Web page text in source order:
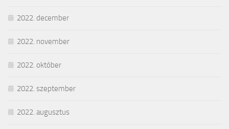
2022. december
2022. november
2022. október
2022. szeptember
2022. augusztus